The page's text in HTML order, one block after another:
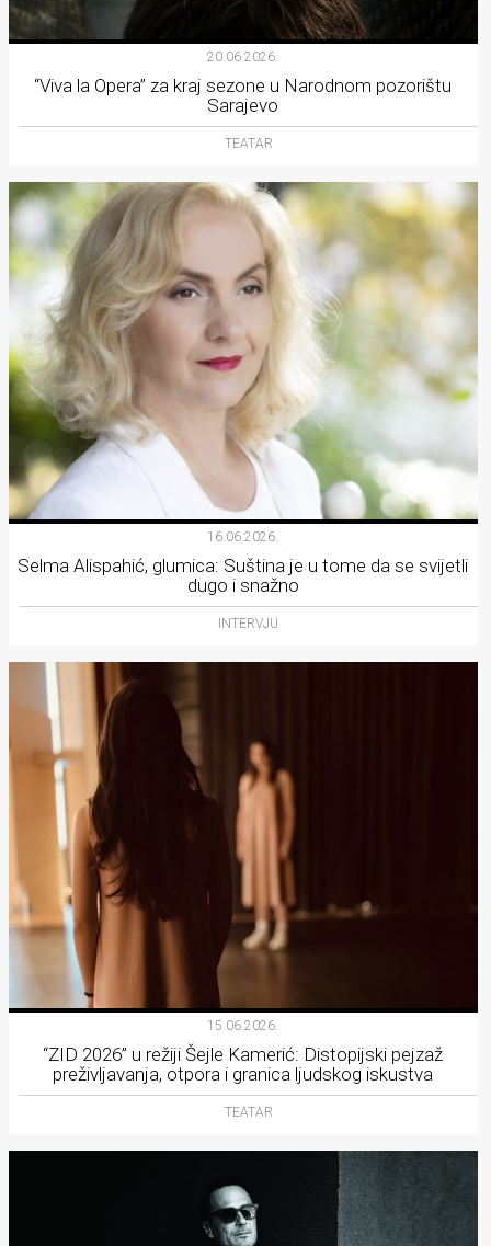
20.06.2026.
“Viva la Opera” za kraj sezone u Narodnom pozorištu
Sarajevo
TEATAR
16.06.2026.
Selma Alispahić, glumica: Suština je u tome da se svijetli
dugo i snažno
INTERVJU
15.06.2026.
“ZID 2026” u režiji Šejle Kamerić: Distopijski pejzaž
preživljavanja, otpora i granica ljudskog iskustva
TEATAR